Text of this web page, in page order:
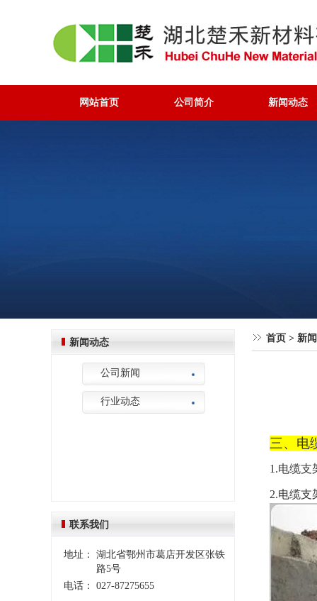
网站首页 公司简介 新闻动态
新闻动态
公司新闻
行业动态
联系我们
地址：
湖北省鄂州市葛店开发区张铁
路5号
电话：
027-87275655
首页 > 新
三、 电
1.电缆支
2.电缆支